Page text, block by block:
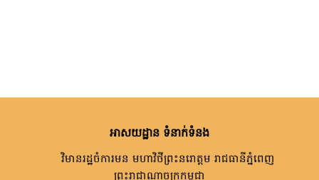
អាសយដ្ឋាន ទំនាក់ទំនង
វិមានរដ្ឋចំការមន មហាវិថីព្រះនរោត្តម រាជធានីភ្នំពេញ
ព្រះរាជាណាចក្រកម្ពុជា